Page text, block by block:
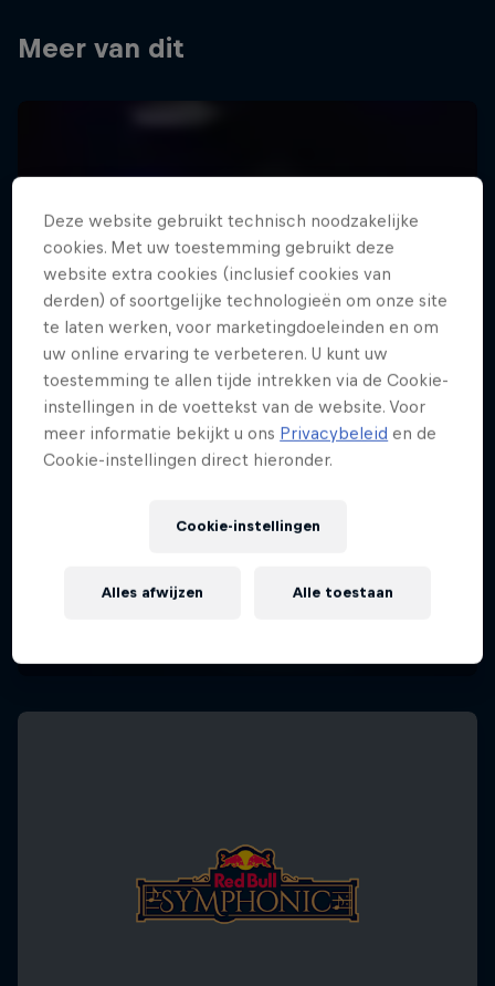
Meer van dit
Deze website gebruikt technisch noodzakelijke
cookies. Met uw toestemming gebruikt deze
website extra cookies (inclusief cookies van
derden) of soortgelijke technologieën om onze site
te laten werken, voor marketingdoeleinden en om
uw online ervaring te verbeteren. U kunt uw
toestemming te allen tijde intrekken via de Cookie-
instellingen in de voettekst van de website. Voor
meer informatie bekijkt u ons Privacybeleid en de
Cookie-instellingen direct hieronder.
Cookie-instellingen
Alles afwijzen Alle toestaan